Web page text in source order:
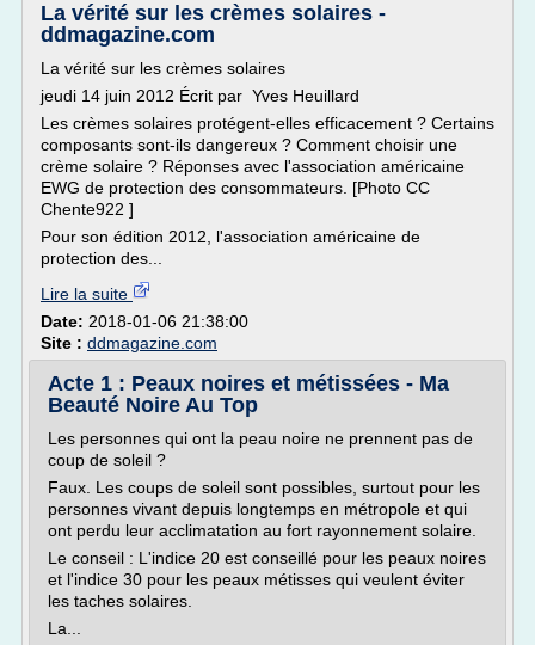
La vérité sur les crèmes solaires -
ddmagazine.com
La vérité sur les crèmes solaires
jeudi 14 juin 2012 Écrit par Yves Heuillard
Les crèmes solaires protégent-elles efficacement ? Certains
composants sont-ils dangereux ? Comment choisir une
crème solaire ? Réponses avec l'association américaine
EWG de protection des consommateurs. [Photo CC
Chente922 ]
Pour son édition 2012, l'association américaine de
protection des...
Lire la suite
Date: 2018-01-06 21:38:00
Site : ddmagazine.com
Acte 1 : Peaux noires et métissées - Ma
Beauté Noire Au Top
Les personnes qui ont la peau noire ne prennent pas de
coup de soleil ?
Faux. Les coups de soleil sont possibles, surtout pour les
personnes vivant depuis longtemps en métropole et qui
ont perdu leur acclimatation au fort rayonnement solaire.
Le conseil : L'indice 20 est conseillé pour les peaux noires
et l'indice 30 pour les peaux métisses qui veulent éviter
les taches solaires.
La...